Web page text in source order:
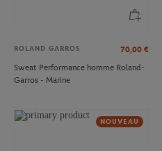
ROLAND GARROS 70,00 €
Sweat Performance homme Roland-
Garros - Marine
NOUVEAU